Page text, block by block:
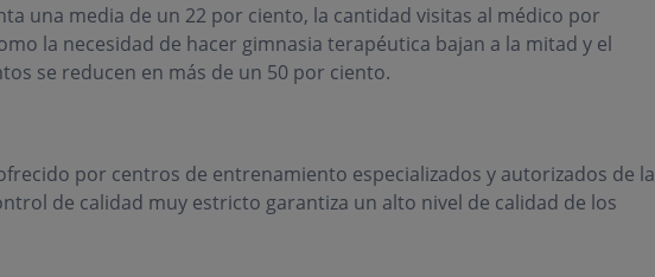
una media de un 22 por ciento, la cantidad visitas al médico por
la necesidad de hacer gimnasia terapéutica bajan a la mitad y el
se reducen en más de un 50 por ciento.
por centros de entrenamiento especializados y autorizados de la
de calidad muy estricto garantiza un alto nivel de calidad de los